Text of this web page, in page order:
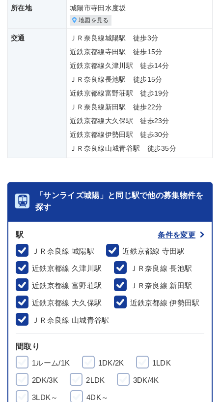
所在地 城陽市寺田水度坂
地図を見る
交通
ＪＲ奈良線城陽駅 徒歩3分
近鉄京都線寺田駅 徒歩15分
近鉄京都線久津川駅 徒歩14分
ＪＲ奈良線長池駅 徒歩15分
近鉄京都線富野荘駅 徒歩19分
ＪＲ奈良線新田駅 徒歩22分
近鉄京都線大久保駅 徒歩23分
近鉄京都線伊勢田駅 徒歩30分
ＪＲ奈良線山城青谷駅 徒歩35分
「サンライズ城陽」と同じ駅で他の募集物件を
探す
駅
条件を変更
ＪＲ奈良線 城陽駅
近鉄京都線 寺田駅
近鉄京都線 久津川駅 ＪＲ奈良線 長池駅
近鉄京都線 富野荘駅 ＪＲ奈良線 新田駅
近鉄京都線 大久保駅 近鉄京都線 伊勢田駅
ＪＲ奈良線 山城青谷駅
間取り
1ルーム/1K
1DK/2K 1LDK
2DK/3K 2LDK 3DK/4K
3LDK～ 4DK～